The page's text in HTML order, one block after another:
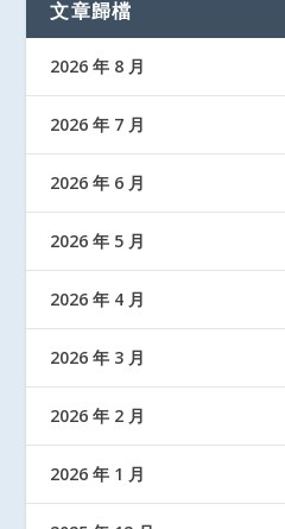
文章歸檔
2026 年 8 月
2026 年 7 月
2026 年 6 月
2026 年 5 月
2026 年 4 月
2026 年 3 月
2026 年 2 月
2026 年 1 月